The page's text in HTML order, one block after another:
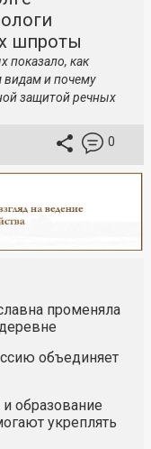
шпроты
показало, как
и почему
защитой речных
0
променяла
объединяет
образование
укреплять